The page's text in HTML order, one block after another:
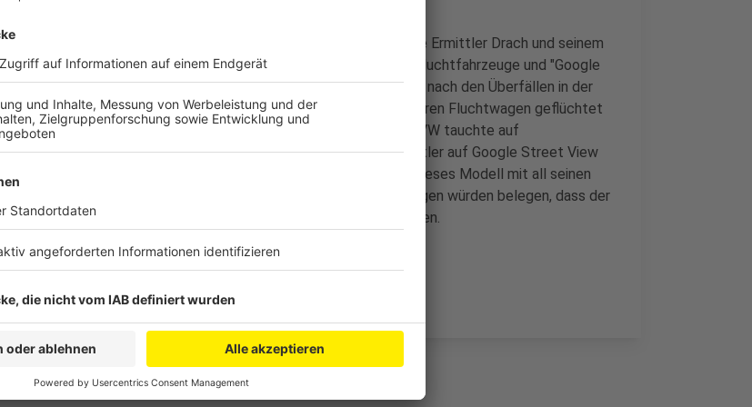
Seine Angaben haben der Öffentlichkeit erstmals gezeigt, wie die Ermittler Drach und seinem
mutmaßlichen Komplizen auf die Spur gekommen sind: Über die Fluchtfahrzeuge und "Google
Street View". Die Angeklagten sollen die jeweiligen Tatfahrzeuge nach den Überfällen in der
Nähe brennend abgestellt haben und sollen dann mit einem weiteren Fluchtwagen geflüchtet
sein. In Limburg seien die Täter mit einem VW geflüchtet, dieser VW tauchte auf
Überwachungskameras auf. Praktisch per Zufall fanden die Ermittler auf Google Street View
vor dem Wohnhaus des Angeklagten in den Niederlanden genau dieses Modell mit all seinen
Alleinstellungsmerkmalen wieder. Ermittlungen und Zeugenaussagen würden belegen, dass der
VW auf dem Video und der im Internet ein und das selbe Auto seien.
Anzeige